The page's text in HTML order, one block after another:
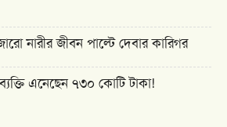
নারীর জীবন পাল্টে দেবার কারিগর
এনেছেন ৭৩০ কোটি টাকা!